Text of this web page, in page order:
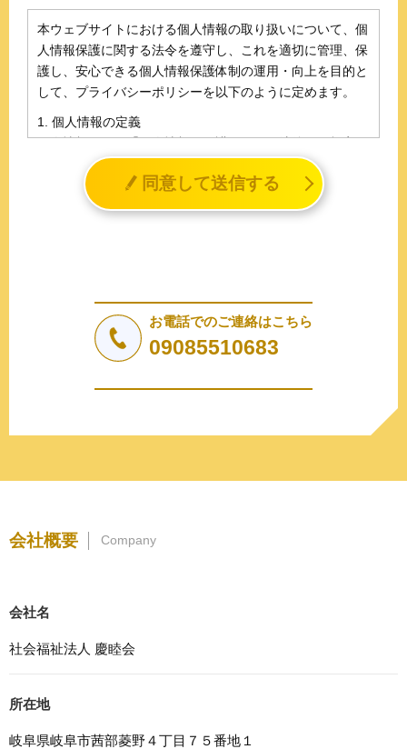
本ウェブサイトにおける個人情報の取り扱いについて、個
人情報保護に関する法令を遵守し、これを適切に管理、保
護し、安心できる個人情報保護体制の運用・向上を目的と
して、プライバシーポリシーを以下のように定めます。
1. 個人情報の定義
個人情報とは、「個人情報の保護に関する法律」に規定さ
れる生存する個人に関する情報であって、氏名、生年月日
その他の記述等により特定の個人を識別することができる
情報（個人識別情報）を指します。
しません。
a.応募者等からのお問い合わせに対応・管理するため
b.本ウェブサイトにおけるサービスの提供・運用のため
3. プライバシー尊重
応募者等の個人情報の取得、利用その他一切の取り扱いに
5. 安全管理措置
応募者等の個人情報を正確かつ最新の内容に保つよう努め
るとともに、不正なアクセス、改ざん、漏えい、滅失及び
6. Cookieについて
本ウェブサイトでは、一部のコンテンツにおいてCookieを
同意して送信する
お電話でのご連絡はこちら
09085510683
会社概要 Company
会社名
社会福祉法人 慶睦会
所在地
岐阜県岐阜市茜部菱野４丁目７５番地１